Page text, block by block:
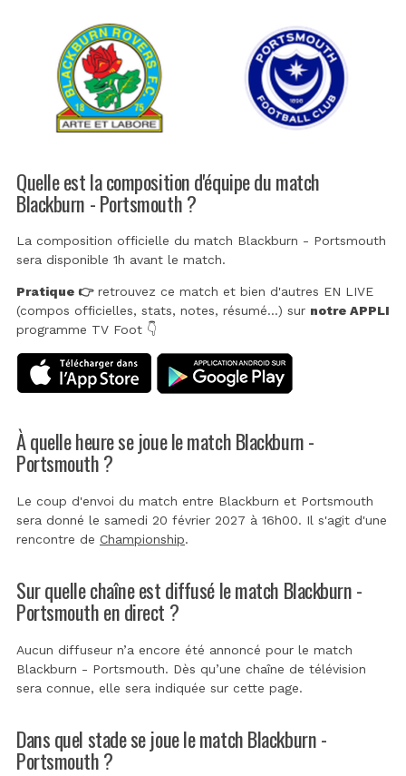
Quelle est la composition d'équipe du match
Blackburn - Portsmouth ?
La composition officielle du match Blackburn - Portsmouth
sera disponible 1h avant le match.
Pratique 👉retrouvez ce match et bien d'autres EN LIVE
(compos officielles, stats, notes, résumé...) sur notre APPLI
programme TV Foot 👇
À quelle heure se joue le match Blackburn -
Portsmouth ?
Le coup d'envoi du match entre Blackburn et Portsmouth
sera donné le samedi 20 février 2027 à 16h00. Il s'agit d'une
rencontre de Championship.
Sur quelle chaîne est diffusé le match Blackburn -
Portsmouth en direct ?
Aucun diffuseur n’a encore été annoncé pour le match
Blackburn - Portsmouth. Dès qu’une chaîne de télévision
sera connue, elle sera indiquée sur cette page.
Dans quel stade se joue le match Blackburn -
Portsmouth ?